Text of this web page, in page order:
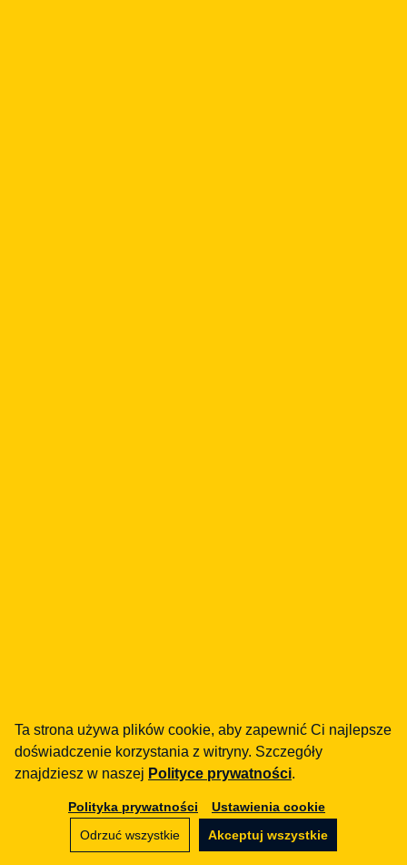
Ta strona używa plików cookie, aby zapewnić Ci najlepsze
doświadczenie korzystania z witryny. Szczegóły
znajdziesz w naszej Polityce prywatności.
Polityka prywatności
Ustawienia cookie
Odrzuć wszystkie
Akceptuj wszystkie
Zostaw email i otrzymuj praktyczne aktualizacje
prawne.
ZAPISUJĘ SIĘ